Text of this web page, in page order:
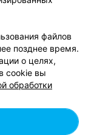
файлов
позднее время.
о целях,
cookie вы
обработки